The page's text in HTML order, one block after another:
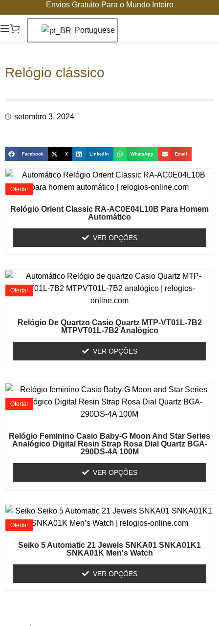
Envios Gratuito Para o Mundo Inteiro
Portuguese
Relógio clássico
setembro 3, 2024
Facebook X LinkedIn WhatsApp Email
Relógio Orient Classic RA-AC0E04L10B Para Homem
Automático
Oferta!
VER OPÇÕES
Relógio De Quartzo Casio Quartz MTP-VT01L-7B2
MTPVT01L-7B2 Analógico
Oferta!
VER OPÇÕES
Relógio Feminino Casio Baby-G Moon And Star Series
Analógico Digital Resin Strap Rosa Dial Quartz BGA-
290DS-4A 100M
Oferta!
VER OPÇÕES
Seiko 5 Automatic 21 Jewels SNKA01 SNKA01K1
SNKA01K Men's Watch
Oferta!
VER OPÇÕES